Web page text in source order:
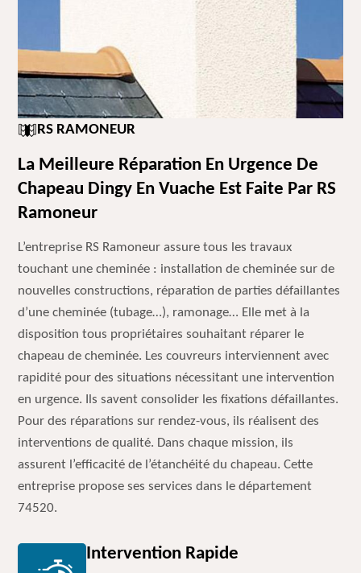
RS RAMONEUR
La Meilleure Réparation En Urgence De
Chapeau Dingy En Vuache Est Faite Par RS
Ramoneur
L’entreprise RS Ramoneur assure tous les travaux
touchant une cheminée : installation de cheminée sur de
nouvelles constructions, réparation de parties défaillantes
d’une cheminée (tubage…), ramonage… Elle met à la
disposition tous propriétaires souhaitant réparer le
chapeau de cheminée. Les couvreurs interviennent avec
rapidité pour des situations nécessitant une intervention
en urgence. Ils savent consolider les fixations défaillantes.
Pour des réparations sur rendez-vous, ils réalisent des
interventions de qualité. Dans chaque mission, ils
assurent l’efficacité de l’étanchéité du chapeau. Cette
entreprise propose ses services dans le département
74520.
Intervention Rapide